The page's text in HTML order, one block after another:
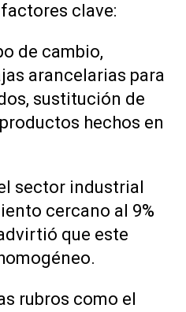
clave:
de cambio,
arancelarias para
sustitución de
hechos en
sector industrial
cercano al 9%
que este
rubros como el